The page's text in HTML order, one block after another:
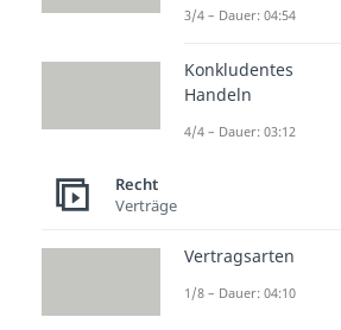
jedoch nicht
neuen
ihm absprechen
3/4 – Dauer: 04:54
Konkludentes
Handeln
4/4 – Dauer: 03:12
Recht
Verträge
Vertragsarten
1/8 – Dauer: 04:10